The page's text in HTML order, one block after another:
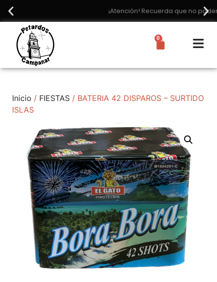
¡Atención! Recuerda que no podemos hacer envíos
0
Inicio / FIESTAS / BATERIA 42 DISPAROS – SURTIDO
ISLAS